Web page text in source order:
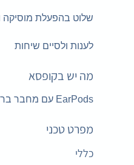
שלוט בהפעלת מוסיקה
לענות ולסיים שיחות
מה יש בקופסא
EarPods עם מחבר ברק
מפרט טכני
כללי